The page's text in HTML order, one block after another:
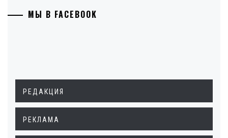
МЫ В FACEBOOK
РЕДАКЦИЯ
РЕКЛАМА